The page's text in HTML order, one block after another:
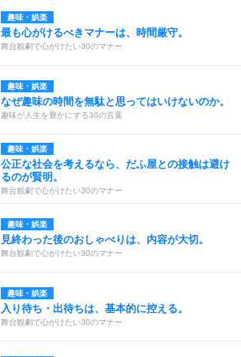
趣味・娯楽
最も心がけるべきマナーは、時間厳守。
舞台観劇で心がけたい30のマナー
趣味・娯楽
なぜ趣味の時間を無駄と思ってはいけないのか。
趣味が人生を豊かにする30の言葉
趣味・娯楽
公正な社会を考えるなら、だふ屋との接触は避け
るのが賢明。
舞台観劇で心がけたい30のマナー
趣味・娯楽
見終わった後のおしゃべりは、内容が大切。
舞台観劇で心がけたい30のマナー
趣味・娯楽
入り待ち・出待ちは、基本的に控える。
舞台観劇で心がけたい30のマナー